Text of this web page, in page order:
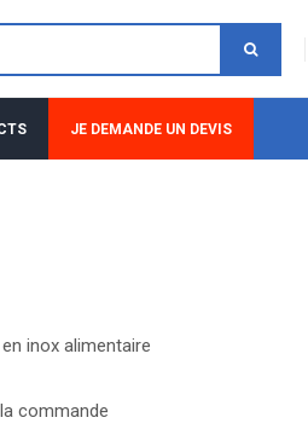
JE DEMANDE UN DEVIS
inox alimentaire
commande